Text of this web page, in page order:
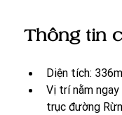
Thông tin
Diện tích:
Vị trí nằm
trục đường